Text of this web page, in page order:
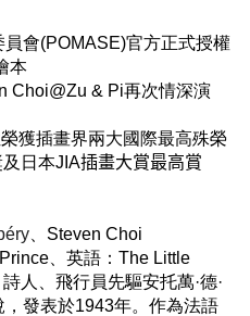
會(POMASE)官方正式授權
本
Choi@Zu & Pi再次情深演
獲插畫界兩大國際最高殊榮
日本JIA插畫大賞最高賞
Steven Choi
、英語：The Little
人、飛行員先驅安托萬·德·
發表於1943年。作為法語